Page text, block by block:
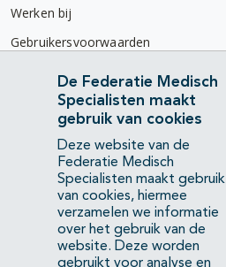
Werken bij
Gebruikersvoorwaarden
Privacyverklaring
Contact
Mercatorlaan 1200
3528 BL Utrecht
(088) 505 34 34
info@richtlijnendatabase.nl
De Federatie Medisch
Specialisten maakt
gebruik van cookies
Deze website van de
Federatie Medisch
Specialisten maakt gebruik
van cookies, hiermee
verzamelen we informatie
over het gebruik van de
website. Deze worden
gebruikt voor analyse en